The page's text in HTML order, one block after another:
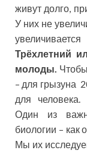
живут долго,
У них не
Трёхлетний
молоды.
– для грызуна
для человека.
Один из
биологии – как
Мы их